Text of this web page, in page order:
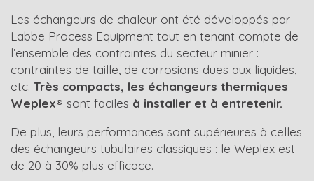
Les échangeurs de chaleur ont été développés par
Labbe Process Equipment tout en tenant compte de
l’ensemble des contraintes du secteur minier :
contraintes de taille, de corrosions dues aux liquides,
etc. Très compacts, les échangeurs thermiques
Weplex® sont faciles à installer et à entretenir.
De plus, leurs performances sont supérieures à celles
des échangeurs tubulaires classiques : le Weplex est
de 20 à 30% plus efficace.